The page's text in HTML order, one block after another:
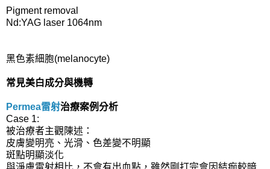
Pigment removal
Nd:YAG laser 1064nm
黑色素細胞(melanocyte)
常見美白成分與機轉
Permea雷射治療案例分析
Case 1:
被治療者主觀陳述：
皮膚變明亮、光滑、色差變不明顯
斑點明顯淡化
與淨膚雷射相比，不會有出血點，雖然剛打完會因結痂較暗